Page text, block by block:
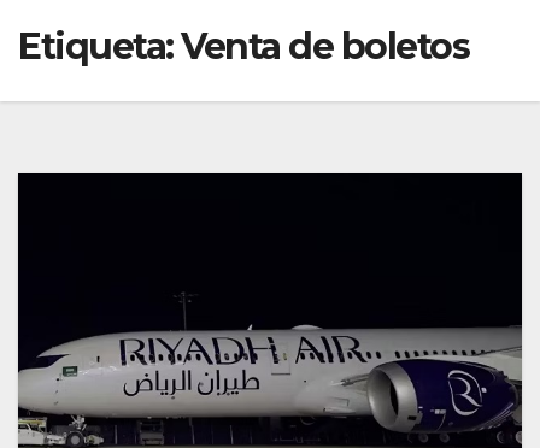
Etiqueta:Venta de boletos